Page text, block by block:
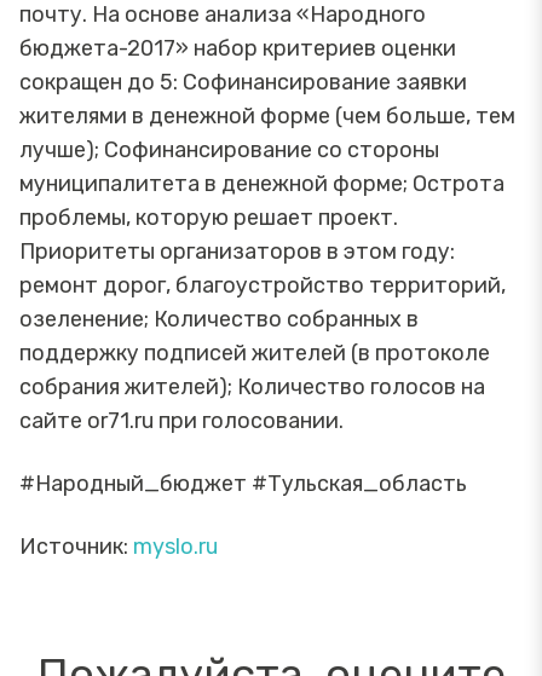
почту. На основе анализа «Народного
бюджета-2017» набор критериев оценки
сокращен до 5: Софинансирование заявки
жителями в денежной форме (чем больше, тем
лучше); Софинансирование со стороны
муниципалитета в денежной форме; Острота
проблемы, которую решает проект.
Приоритеты организаторов в этом году:
ремонт дорог, благоустройство территорий,
озеленение; Количество собранных в
поддержку подписей жителей (в протоколе
собрания жителей); Количество голосов на
сайте or71.ru при голосовании.
#Народный_бюджет #Тульская_область
Источник: myslo.ru